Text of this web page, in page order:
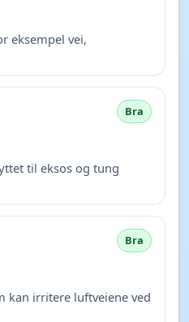
eksempel vei,
Bra
til eksos og tung
Bra
kan irritere luftveiene ved